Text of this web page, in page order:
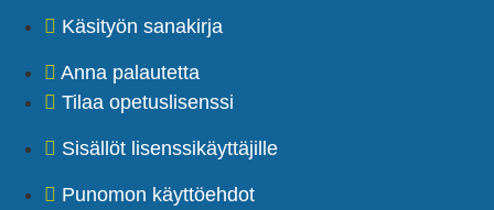
Käsityön sanakirja
Anna palautetta
Tilaa opetuslisenssi
Sisällöt lisenssikäyttäjille
Punomon käyttöehdot